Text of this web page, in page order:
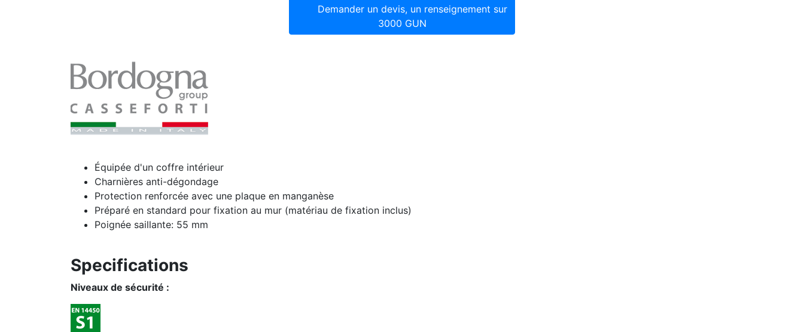
Demander un devis, un renseignement sur
3000 GUN
Équipée d'un coffre intérieur
Charnières anti-dégondage
Protection renforcée avec une plaque en manganèse
Préparé en standard pour fixation au mur (matériau de fixation inclus)
Poignée saillante: 55 mm
Specifications
Niveaux de sécurité :